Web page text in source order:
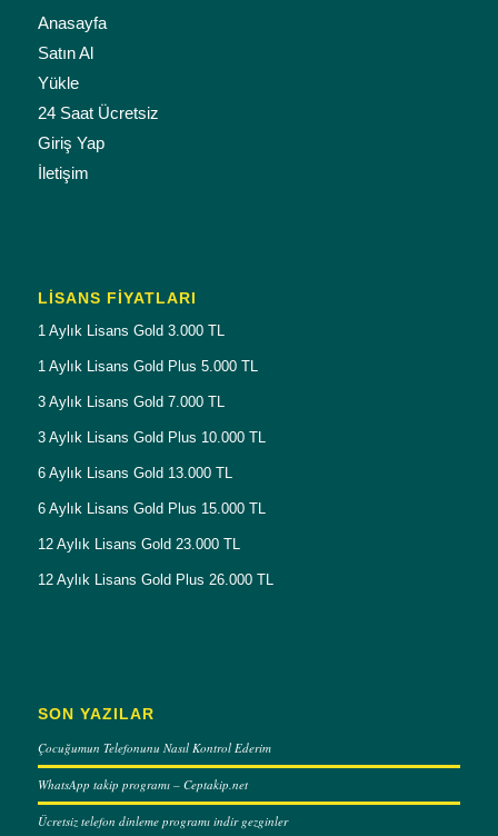
Anasayfa
Satın Al
Yükle
24 Saat Ücretsiz
Giriş Yap
İletişim
LISANS FIYATLARI
1 Aylık Lisans Gold 3.000 TL
1 Aylık Lisans Gold Plus 5.000 TL
3 Aylık Lisans Gold 7.000 TL
3 Aylık Lisans Gold Plus 10.000 TL
6 Aylık Lisans Gold 13.000 TL
6 Aylık Lisans Gold Plus 15.000 TL
12 Aylık Lisans Gold 23.000 TL
12 Aylık Lisans Gold Plus 26.000 TL
SON YAZILAR
Çocuğumun Telefonunu Nasıl Kontrol Ederim
WhatsApp takip programı – Ceptakip.net
Ücretsiz telefon dinleme programı indir gezginler